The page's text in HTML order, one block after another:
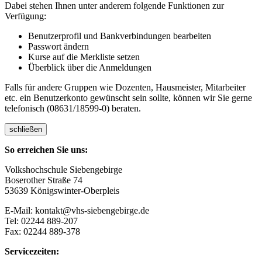
Dabei stehen Ihnen unter anderem folgende Funktionen zur
Verfügung:
Benutzerprofil und Bankverbindungen bearbeiten
Passwort ändern
Kurse auf die Merkliste setzen
Überblick über die Anmeldungen
Falls für andere Gruppen wie Dozenten, Hausmeister, Mitarbeiter
etc. ein Benutzerkonto gewünscht sein sollte, können wir Sie gerne
telefonisch (08631/18599-0) beraten.
schließen
So erreichen Sie uns:
Volkshochschule Siebengebirge
Boserother Straße 74
53639 Königswinter-Oberpleis
E-Mail: kontakt@vhs-siebengebirge.de
Tel: 02244 889-207
Fax: 02244 889-378
Servicezeiten: